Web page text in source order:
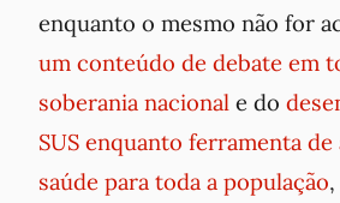
enquanto o mesmo não for
um conteúdo de debate em
soberania nacional e do
SUS enquanto ferramenta de
saúde para toda a população